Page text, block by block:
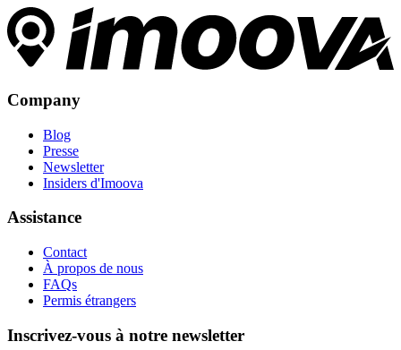
Company
Blog
Presse
Newsletter
Insiders d'Imoova
Assistance
Contact
À propos de nous
FAQs
Permis étrangers
Inscrivez-vous à notre newsletter